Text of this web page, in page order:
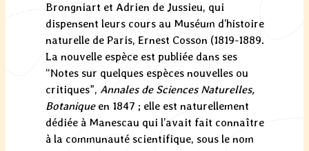
Brongniart et Adrien de Jussieu, qui
dispensent leurs cours au Muséum d’histoire
naturelle de Paris, Ernest Cosson (1819-1889.
La nouvelle espèce est publiée dans ses
“Notes sur quelques espèces nouvelles ou
critiques”, Annales de Sciences Naturelles,
Botaniqueen 1847 ; elle est naturellement
dédiée à Manescau qui l’avait fait connaître
à la communauté scientifique, sous le nom